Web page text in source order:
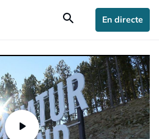
search En directe